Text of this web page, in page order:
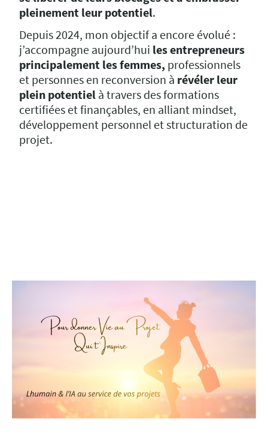
pleinement leur potentiel.
Depuis 2024, mon objectif a encore évolué :
j’accompagne aujourd’hui les entrepreneurs
principalement les femmes, professionnels
et personnes en reconversion à révéler leur
plein potentiel à travers des formations
certifiées et finançables, en alliant mindset,
développement personnel et structuration de
projet.